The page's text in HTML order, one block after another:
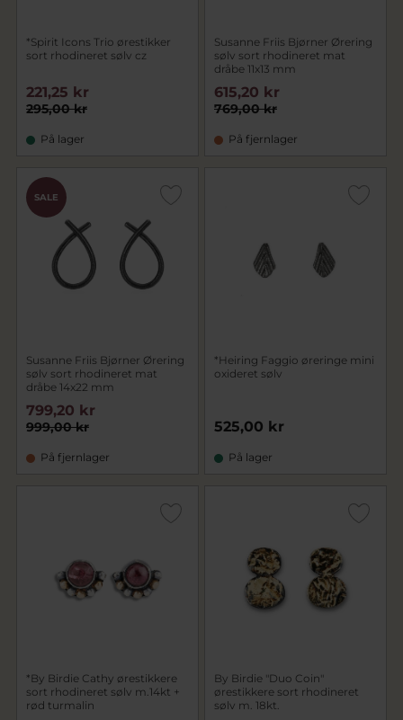
*Spirit Icons Trio ørestikker
sort rhodineret sølv cz
295,00 kr
221,25 kr
På lager
Susanne Friis Bjørner Ørering
sølv sort rhodineret mat
dråbe 11x13 mm
769,00 kr
615,20 kr
På fjernlager
SALE
Susanne Friis Bjørner Ørering
sølv sort rhodineret mat
dråbe 14x22 mm
999,00 kr
799,20 kr
På fjernlager
*Heiring Faggio øreringe mini
oxideret sølv
525,00 kr
På lager
*By Birdie Cathy ørestikkere
sort rhodineret sølv m.14kt +
rød turmalin
By Birdie "Duo Coin"
ørestikkere sort rhodineret
sølv m. 18kt.